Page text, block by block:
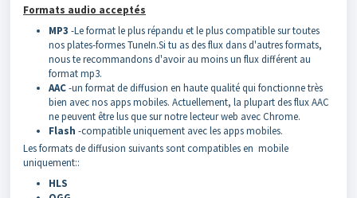
Formats audio acceptés
MP3 -Le format le plus répandu et le plus compatible sur toutes
nos plates-formes TuneIn.Si tu as des flux dans d'autres formats,
nous te recommandons d'avoir au moins un flux différent au
format mp3.
AAC-un format de diffusion en haute qualité qui fonctionne très
bien avec nos apps mobiles. Actuellement, la plupart des flux AAC
ne peuvent être lus que sur notre lecteur web avec Chrome.
Flash -compatible uniquement avec les apps mobiles.
Les formats de diffusion suivants sont compatibles en mobile
uniquement::
HLS